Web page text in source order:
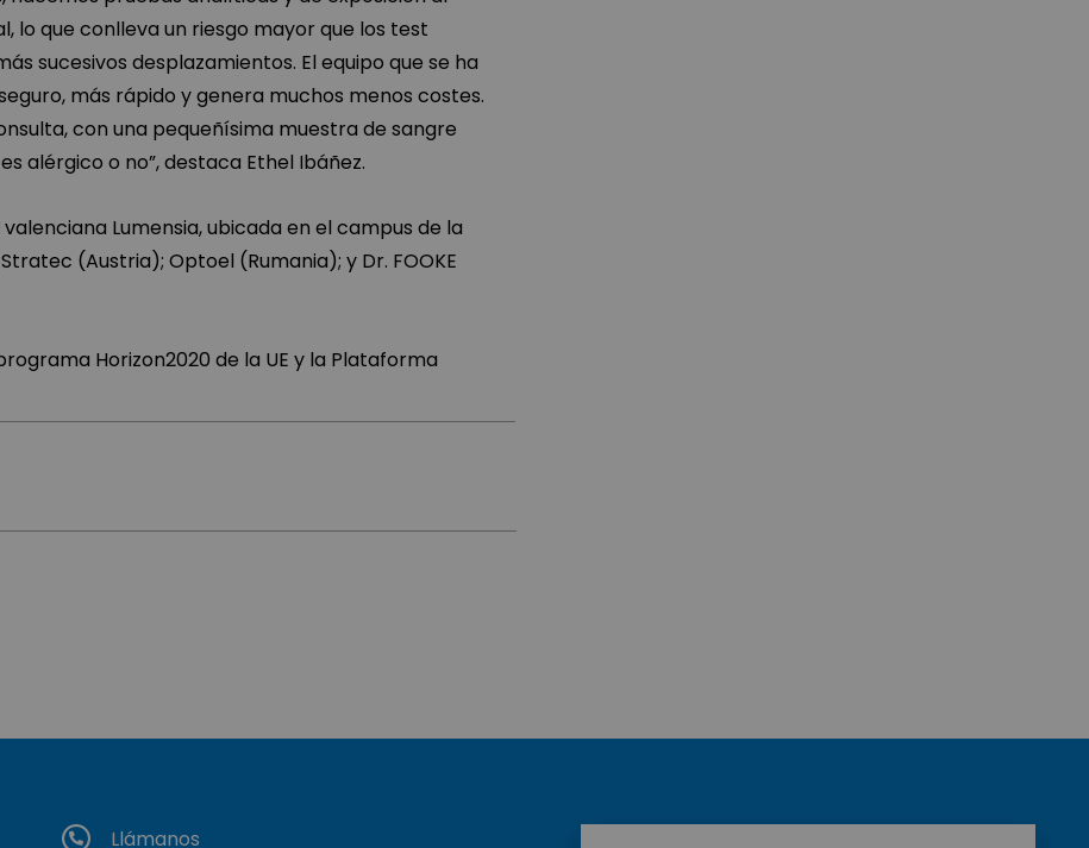
lo que conlleva un riesgo mayor que los test
sucesivos desplazamientos. El equipo que se ha
más rápido y genera muchos menos costes.
con una pequeñísima muestra de sangre
alérgico o no”, destaca Ethel Ibáñez.
Lumensia, ubicada en el campus de la
(Austria); Optoel (Rumania); y Dr. FOOKE
Horizon2020 de la UE y la Plataforma
Llámanos